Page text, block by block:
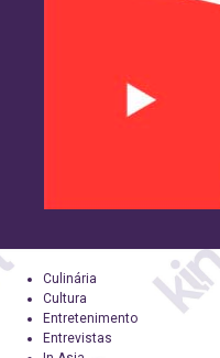
Culinária
Cultura
Entretenimento
Entrevistas